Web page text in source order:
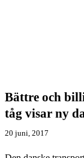
Bättre och
tåg visar ny
20 juni, 2017